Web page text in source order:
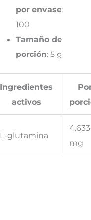
por envase:
100
Tamaño de
porción: 5 g
Ingredientes
activos
L-glutamina
4.633
mg